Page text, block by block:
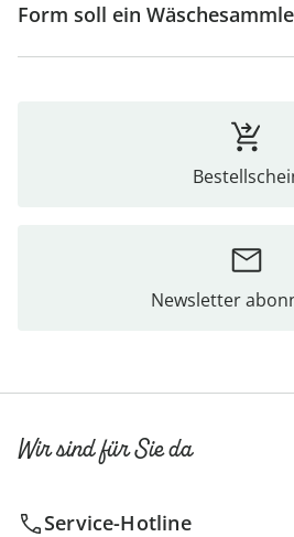
Form soll ein
Newsletter
Wir sind für Sie da
Service-Hotline